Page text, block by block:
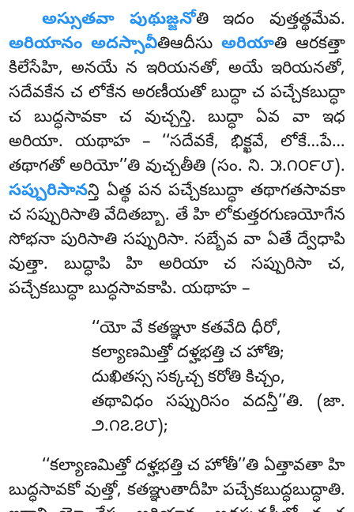
అస్సుతవా పుథుజ్జనోతి ఇదం వుత్తత్థమేవ.
అరియానం అదస్సావీతిఆదీసు అరియాతి ఆరకత్తా
కిలేసేహి, అనయే న ఇరియనతో, అయే ఇరియనతో,
సదేవకేన చ లోకేన అరణీయతో బుద్ధా చ పచ్చేకబుద్ధా
చ బుద్ధసావకా చ వుచ్చన్తి. బుద్ధా ఏవ వా ఇధ
అరియా. యథాహ – ‘‘సదేవకే, భిక్ఖవే, లోకే…పే…
తథాగతో అరియో’’తి వుచ్చతీతి (సం. ని. ౫.౧౦౯౮).
సప్పురిసానన్తి ఏత్థ పన పచ్చేకబుద్ధా తథాగతసావకా
చ సప్పురిసాతి వేదితబ్బా. తే హి లోకుత్తరగుణయోగేన
సోభనా పురిసాతి సప్పురిసా. సబ్బేవ వా ఏతే ద్వేధాపి
వుత్తా. బుద్ధాపి హి అరియా చ సప్పురిసా చ,
పచ్చేకబుద్ధా బుద్ధసావకాపి. యథాహ –
‘‘యో వే కతఞ్ఞూ కతవేది ధీరో,
కల్యాణమిత్తో దళ్హభత్తి చ హోతి;
దుఖితస్స సక్కచ్చ కరోతి కిచ్చం,
తథావిధం సప్పురిసం వదన్తీ’’తి. (జా.
౨.౧౭.౭౮);
‘‘కల్యాణమిత్తో దళ్హభత్తి చ హోతీ’’తి ఏత్తావతా హి
బుద్ధసావకో వుత్తో, కతఞ్ఞుతాదీహి పచ్చేకబుద్ధబుద్ధాతి.